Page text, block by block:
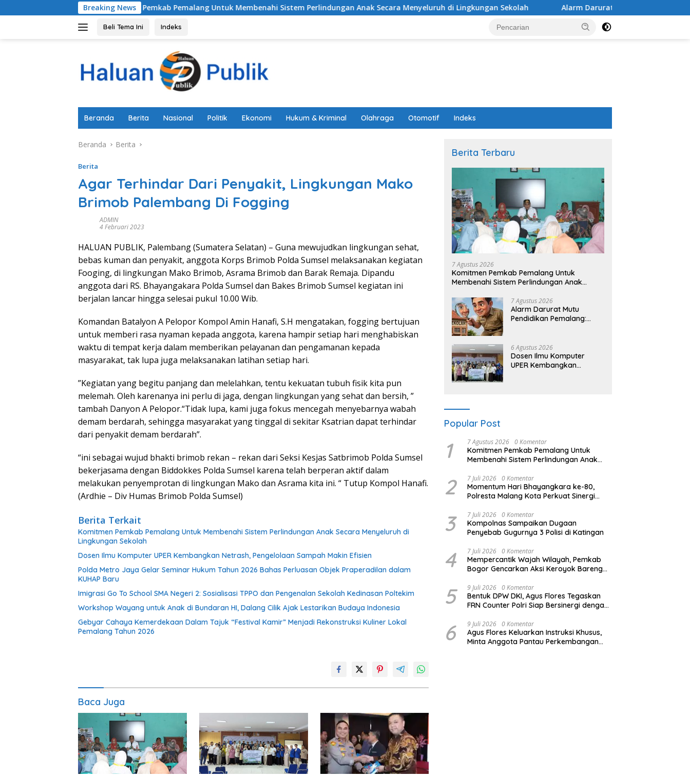
ke
Breaking News
Komitmen Pemkab Pemalang Untuk Membenahi Sistem Perlindungan Anak Secara Menyeluruh di Lingkungan Sekolah Alarm Darurat Mutu Pendidikan Pemalang: Ketika
Beli Tema Ini Indeks
Beranda Berita Nasional Politik Ekonomi Hukum & Kriminal Olahraga Otomotif Indeks
Beranda Berita
Berita
Agar Terhindar Dari Penyakit, Lingkungan Mako
Brimob Palembang Di Fogging
ADMIN
4 Februari 2023
HALUAN PUBLIK, Palembang (Sumatera Selatan) – Guna mewujudkan lingkungan sehat,
bebas kuman dan penyakit, anggota Korps Brimob Polda Sumsel melaksanakan kegiatan
Fooging, di lingkungan Mako Brimob, Asrama Brimob dan Barak Remaja. Dipandu
anggota dari RS. Bhayangakara Polda Sumsel dan Bakes Brimob Sumsel kegiatan ini
berjalan lancar hingga selesai pukul 10.00 Wib.
Komandan Batalyon A Pelopor Kompol Amin Hanafi, S.H mengatakan, fogging bertujuan
untuk memberi rasa nyaman kepada anggota, karena hampir setiap hari menghabiskan
waktu di tempat kerja dalam memberikan pelayanan dan pengamanan kepada
masyarakat, tak lupa juga melaksanakan latihan setiap hari.
”Kegiatan yang begitu panjang dan melelahkan, tentu kekuatan tubuh fisik kita pun
melemah. Oleh karenanya ini perlu di jaga, dengan lingkungan yang sehat dan bersih, ”
tambah Danyon A Pelopor.“Tidak lupa, kami juga fokus mencegah menyebarnya wabah
demam berdarah, sehingga masyarakat yang tinggal di sekitar Ksatrian dapat terhindar
dari penyakit demam berdarah”.
“ini sebagai wujud bhakti brimob rekan – rekan dari Seksi Kesjas Satbrimob Polda Sumsel
bekerjasama dengan Biddokkes Polda Sumsel karena telah berperan aktif dalam
melakukan penyemprotan di lingkungan Mako dan Asrama kita ini. “ Tutup Kompol Hanafi.
(Ardhie – Div Humas Brimob Polda Sumsel)
Berita Terkait
Komitmen Pemkab Pemalang Untuk Membenahi Sistem Perlindungan Anak Secara Menyeluruh di
Lingkungan Sekolah
Dosen Ilmu Komputer UPER Kembangkan Netrash, Pengelolaan Sampah Makin Efisien
Polda Metro Jaya Gelar Seminar Hukum Tahun 2026 Bahas Perluasan Objek Praperadilan dalam
KUHAP Baru
Imigrasi Go To School SMA Negeri 2: Sosialisasi TPPO dan Pengenalan Sekolah Kedinasan Poltekim
Workshop Wayang untuk Anak di Bundaran HI, Dalang Cilik Ajak Lestarikan Budaya Indonesia
Gebyar Cahaya Kemerdekaan Dalam Tajuk “Festival Kamir” Menjadi Rekonstruksi Kuliner Lokal
Pemalang Tahun 2026
Baca Juga
Berita Terbaru
7 Agustus 2026
Komitmen Pemkab Pemalang Untuk
Membenahi Sistem Perlindungan Anak
7 Agustus 2026
Alarm Darurat Mutu
Pendidikan Pemalang:
6 Agustus 2026
Dosen Ilmu Komputer
UPER Kembangkan
Popular Post
1 7 Agustus 2026 0 Komentar
Komitmen Pemkab Pemalang Untuk
Membenahi Sistem Perlindungan Anak
2 7 Juli 2026 0 Komentar
Momentum Hari Bhayangkara ke-80,
Polresta Malang Kota Perkuat Sinergi
3 7 Juli 2026 0 Komentar
Kompolnas Sampaikan Dugaan
Penyebab Gugurnya 3 Polisi di Katingan
4 7 Juli 2026 0 Komentar
Mempercantik Wajah Wilayah, Pemkab
Bogor Gencarkan Aksi Keroyok Bareng
5 9 Juli 2026 0 Komentar
Bentuk DPW DKI, Agus Flores Tegaskan
FRN Counter Polri Siap Bersinergi dengan
6 9 Juli 2026 0 Komentar
Agus Flores Keluarkan Instruksi Khusus,
Minta Anggota Pantau Perkembangan